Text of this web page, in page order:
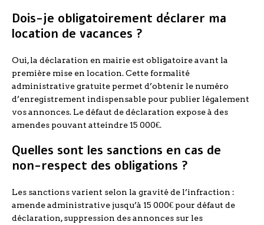
Dois-je obligatoirement déclarer ma
location de vacances ?
Oui, la déclaration en mairie est obligatoire avant la
première mise en location. Cette formalité
administrative gratuite permet d’obtenir le numéro
d’enregistrement indispensable pour publier légalement
vos annonces. Le défaut de déclaration expose à des
amendes pouvant atteindre 15 000€.
Quelles sont les sanctions en cas de
non-respect des obligations ?
Les sanctions varient selon la gravité de l’infraction :
amende administrative jusqu’à 15 000€ pour défaut de
déclaration, suppression des annonces sur les